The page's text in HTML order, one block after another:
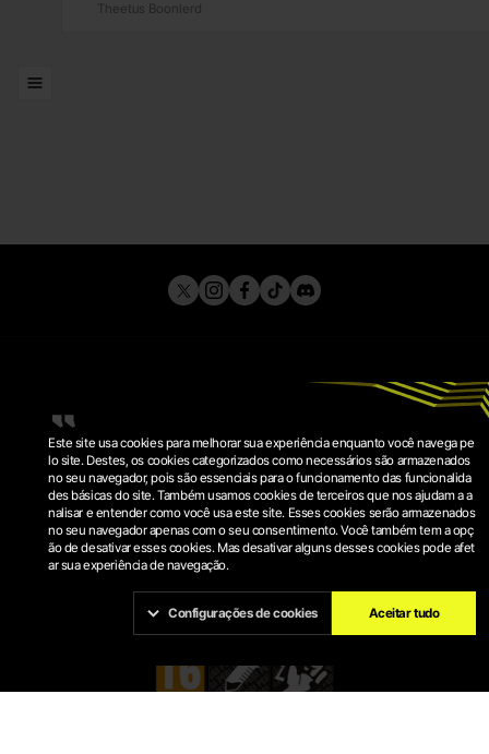
Theetus Boonlerd
POLÍTICA DE PRIVACIDADE
TERMOS DE SERVIÇO
POLÍTICA DE COOKIES
CONFIGURAÇÕES DE COOKIES
PUBG IS A REGISTERED TRADEMARK OR SERVICE MARK OFKRAFTON, INC.
Este site usa cookies para melhorar sua experiência enquanto você navega pe
lo site. Destes, os cookies categorizados como necessários são armazenados
no seu navegador, pois são essenciais para o funcionamento das funcionalida
des básicas do site. Também usamos cookies de terceiros que nos ajudam a a
nalisar e entender como você usa este site. Esses cookies serão armazenados
no seu navegador apenas com o seu consentimento. Você também tem a opç
ão de desativar esses cookies. Mas desativar alguns desses cookies pode afet
ar sua experiência de navegação.
Configurações de cookies Aceitar tudo